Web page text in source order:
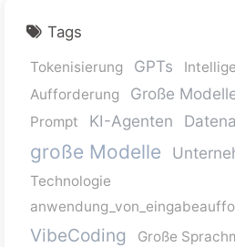
Tags
Tokenisierung GPTs
Aufforderung
Große
Prompt
KI-Agenten
große Modelle
Technologie
VibeCoding
Große